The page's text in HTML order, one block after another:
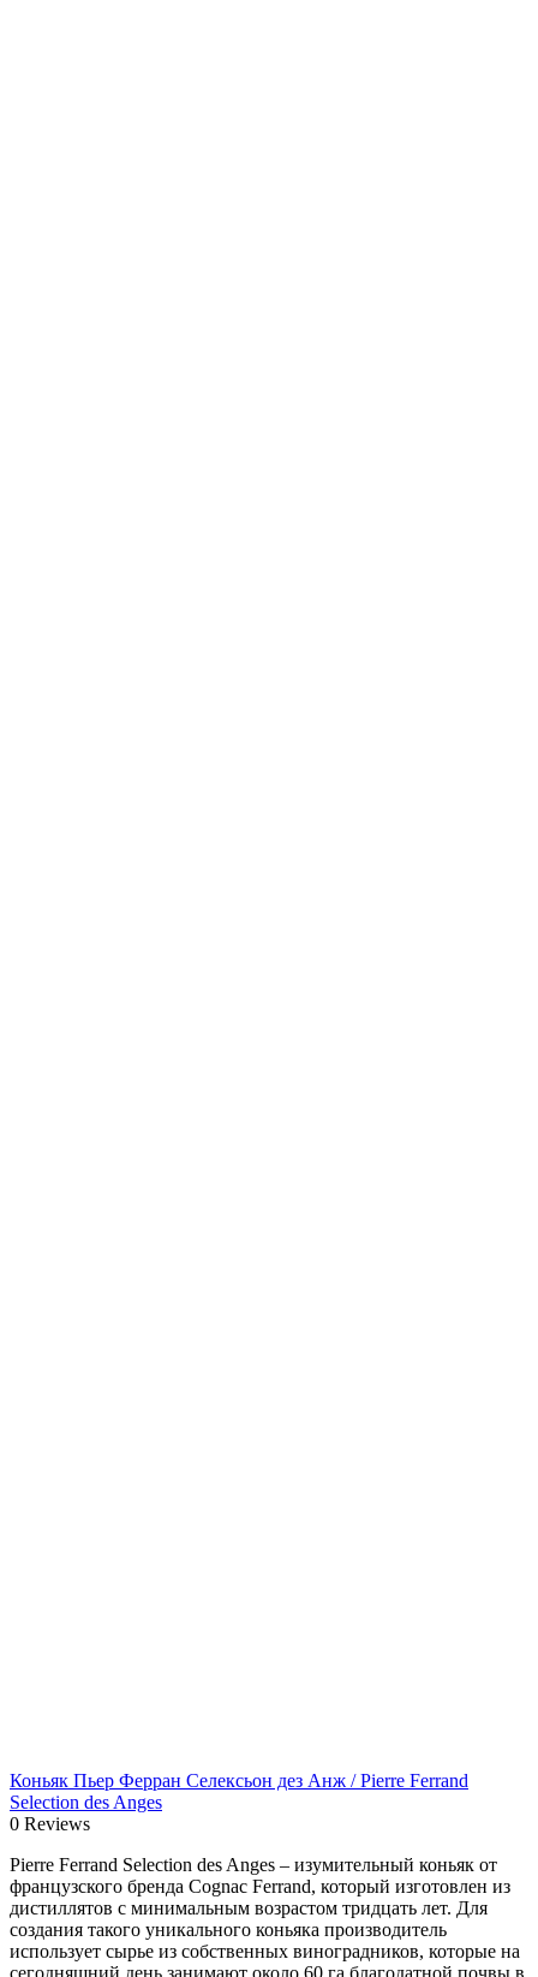
Коньяк Пьер Ферран Селексьон дез Анж / Pierre Ferrand
Selection des Anges
0 Reviews
Pierre Ferrand Selection des Anges – изумительный коньяк от
французского бренда Cognac Ferrand, который изготовлен из
дистиллятов с минимальным возрастом тридцать лет. Для
создания такого уникального коньяка производитель
использует сырье из собственных виноградников, которые на
сегодняшний день занимают около 60 га благодатной почвы в